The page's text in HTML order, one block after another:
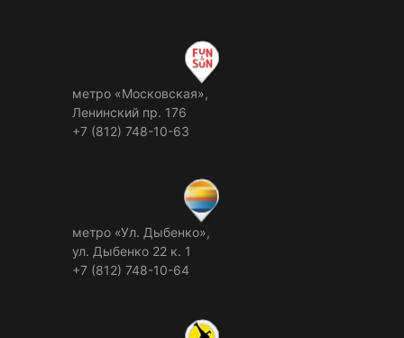
метро «Московская»,
Ленинский пр. 176
+7 (812) 748-10-63
метро «Ул. Дыбенко»,
ул. Дыбенко 22 к. 1
+7 (812) 748-10-64